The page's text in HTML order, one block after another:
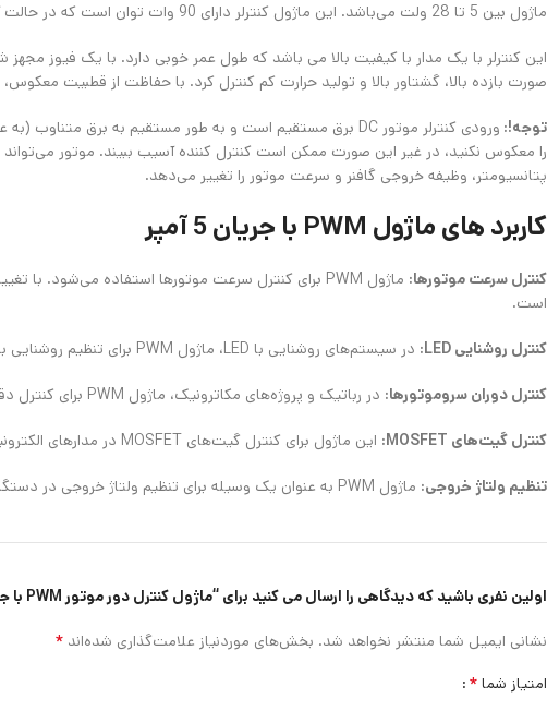
ماژول بین 5 تا 28 ولت می‌باشد. این ماژول کنترلر دارای 90 وات توان است که در حالت آماده به کار حدود 7 میکرو آمپر جریان مصرف می‌کند.
صورت بازده بالا، گشتاور بالا و تولید حرارت کم کنترل کرد. با حفاظت از قطبیت
توجه!:
را معکوس نکنید، در غیر این صورت ممکن است کنترل کننده آسیب ببیند. موتور
پتانسیومتر، وظیفه خروجی گافنر و سرعت موتور را تغییر می‌دهد.
کاربرد های ماژول PWM با جریان 5 آمپر
کنترل سرعت موتورها:
است.
کنترل روشنایی LED: در سیستم‌های روشنایی با LED، ماژول PWM برای تنظیم روشنایی به کار می‌رود. این کاربرد در لوازم روشنایی خانگی، تجهیزات نمایشگر LED، یا حتی در پروژه‌های هنری و تزئینات مورد استفاده قرار می‌گیرد.
کنترل دوران سروموتورها: در رباتیک و پروژه‌های مکاترونیک، ماژول PWM برای کنترل دقیق حرکت سروموتورها (سروموتورهای Servo) مورد استفاده قرار می‌گیرد.
کنترل گیت‌های MOSFET: این ماژول برای کنترل گیت‌های MOSFET در مدارهای الکترونیکی مورد استفاده قرار می‌گیرد. این گیت‌ها برای کنترل توان ولتاژ بالا و جریان بالا به کار می‌روند.
تنظیم ولتاژ خروجی: ماژول PWM به عنوان یک وسیله برای تنظیم ولتاژ خروجی در دستگاه‌ها و مدارهای الکتریکی استفاده می‌شود.
اولین نفری باشید که دیدگاهی را ارسال می کنید برای “ماژول کنترل دور موتور PWM با جریان 5 آمپر”
نشانی ایمیل شما منتشر نخواهد شد. بخش‌های موردنیاز علامت‌گذاری شده‌اند *
امتیاز شما *